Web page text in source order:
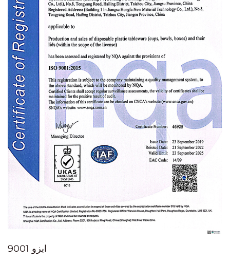
ايزو 9001